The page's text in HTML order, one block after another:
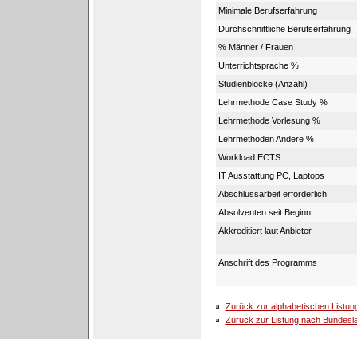
Minimale Berufserfahrung
Durchschnittliche Berufserfahrung
% Männer / Frauen
Unterrichtsprache %
Studienblöcke (Anzahl)
Lehrmethode Case Study %
Lehrmethode Vorlesung %
Lehrmethoden Andere %
Workload ECTS
IT Ausstattung PC, Laptops
Abschlussarbeit erforderlich
Absolventen seit Beginn
Akkreditiert laut Anbieter
Anschrift des Programms
Zurück zur alphabetischen
Zurück zur Listung nach